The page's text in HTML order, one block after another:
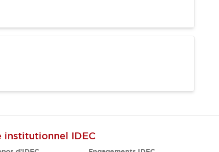
institutionnel IDEC